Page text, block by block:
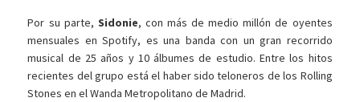
Por su parte, Sidonie, con más de medio millón de oyentes
mensuales en Spotify, es una banda con un gran recorrido
musical de 25 años y 10 álbumes de estudio. Entre los hitos
recientes del grupo está el haber sido teloneros de los Rolling
Stones en el Wanda Metropolitano de Madrid.